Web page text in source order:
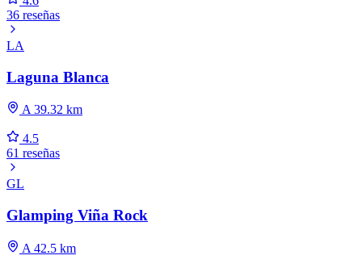
36 reseñas
LA
Laguna Blanca
A 39.32 km
4.5
61 reseñas
GL
Glamping Viña Rock
A 42.5 km